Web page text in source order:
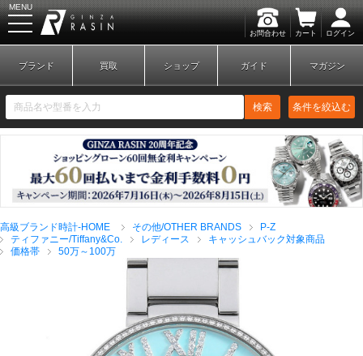
お問合わせ カート ログイン
MENU
新規会員登録 ログイン
ブランドから探す
ブランド 買取 ショップ ガイド マガジン
検索 条件を絞込む
高級ブランド時計-HOME その他/OTHER BRANDS
P-Z
ティファニー/Tiffany&Co.
レディース
キャッシュバック対象商品
価格帯
50万～100万